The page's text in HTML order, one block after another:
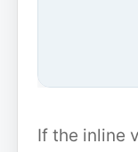
If the inline